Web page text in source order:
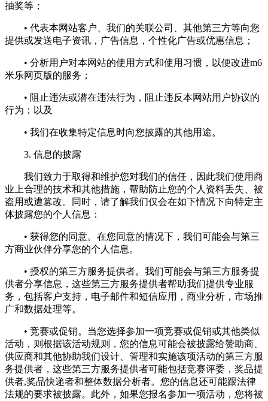
抽奖等；
• 代表本网站客户、我们的关联公司、其他第三方等向您
提供或发送电子资讯，广告信息，个性化广告或优惠信息；
• 分析用户对本网站的使用方式和使用习惯，以便改进m6
米乐网页版的服务；
• 阻止违法或潜在违法行为，阻止违反本网站用户协议的
行为；以及
• 我们在收集特定信息时向您披露的其他用途。
3. 信息的披露
我们致力于取得和维护您对我们的信任，因此我们使用商
业上合理的技术和其他措施，帮助防止您的个人资料丢失、被
盗用或遭篡改。同时，请了解我们仅会在如下情况下向特定主
体披露您的个人信息：
• 获得您的同意。在您同意的情况下，我们可能会与第三
方商业伙伴分享您的个人信息。
• 授权的第三方服务提供者。我们可能会与第三方服务提
供者分享信息，这些第三方服务提供者帮助我们提供专业服
务，包括客户支持，电子邮件和短信应用，商业分析，市场推
广和数据处理等。
• 竞赛或促销。当您选择参加一项竞赛或促销或其他类似
活动，则根据该活动规则，您的信息可能会被披露给赞助商、
供应商和其他协助我们设计、管理和实施该项活动的第三方服
务提供者，这些第三方服务提供者可能包括竞赛评委，奖品提
供者,奖品快递者和整体数据分析者。您的信息还可能跟法律
法规的要求被披露。此外，如果您报名参加一项活动，您将被